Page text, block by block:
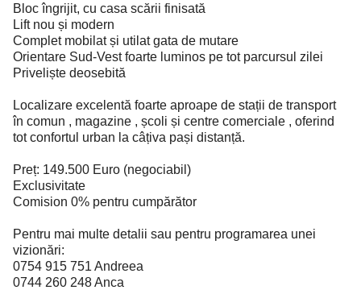
Bloc îngrijit, cu casa scării finisată
Lift nou și modern
Complet mobilat și utilat gata de mutare
Orientare Sud-Vest foarte luminos pe tot parcursul zilei
Priveliște deosebită
Localizare excelentă foarte aproape de stații de transport
în comun , magazine , școli și centre comerciale , oferind
tot confortul urban la câțiva pași distanță.
Preț: 149.500 Euro (negociabil)
Exclusivitate
Comision 0% pentru cumpărător
Pentru mai multe detalii sau pentru programarea unei
vizionări:
0754 915 751 Andreea
0744 260 248 Anca